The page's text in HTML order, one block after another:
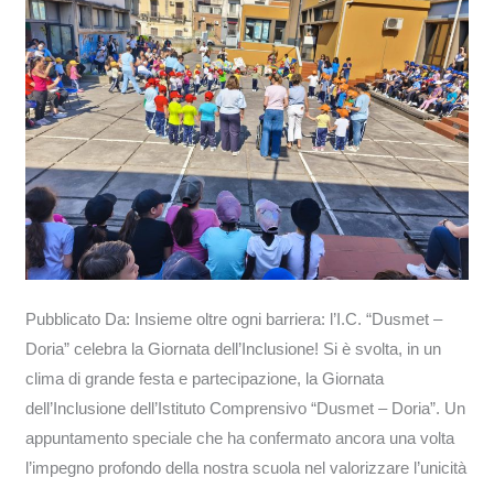
Pubblicato Da: Insieme oltre ogni barriera: l’I.C. “Dusmet –
Doria” celebra la Giornata dell’Inclusione! Si è svolta, in un
clima di grande festa e partecipazione, la Giornata
dell’Inclusione dell’Istituto Comprensivo “Dusmet – Doria”. Un
appuntamento speciale che ha confermato ancora una volta
l’impegno profondo della nostra scuola nel valorizzare l’unicità
la
Giornata
dell’Inclusione!